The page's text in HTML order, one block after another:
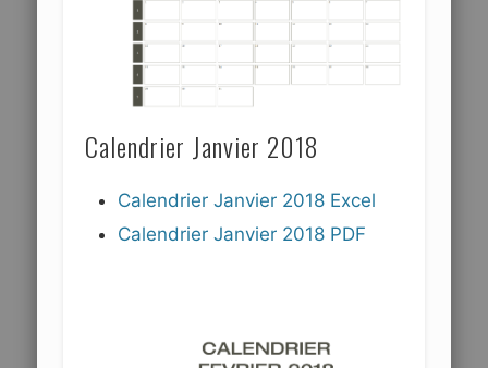
Calendrier Janvier 2018
Calendrier Janvier 2018 Excel
Calendrier Janvier 2018 PDF